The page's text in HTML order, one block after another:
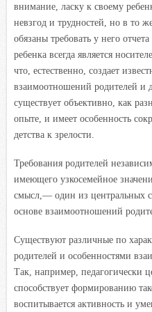
внимание, ласку к своему
невзгод и трудностей, но в то
обязаны требовать у него
ребенка всегда является
что, естественно, создает
взаимоотношений родителей и
существует объективно, как
опыте, и имеет особенность
детства к зрелости.
Требования родителей
имеющего узкосемейное
смысл,— один из центральных
основе взаимоотношений
Существуют различные по
родителей и особенностями
Так, например, педагогически
способствует формированию
воспитывается активность и